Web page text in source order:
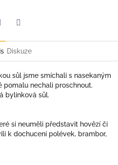
Diskuze
sůl jsme smíchali s nasekaným
pomalu nechali proschnout.
bylinková sůl.
si neuměli představit hovězí či
k dochucení polévek, brambor,